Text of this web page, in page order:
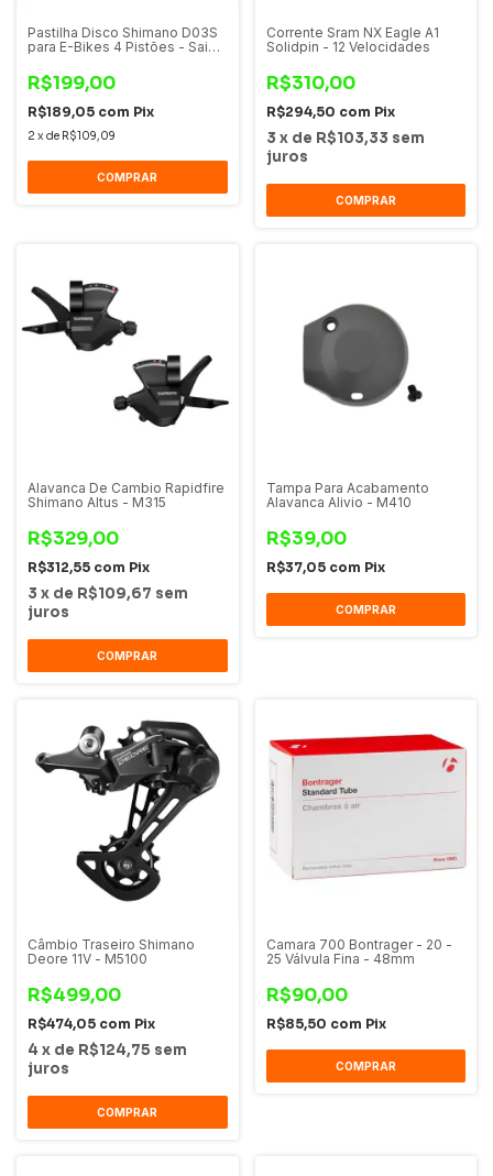
Pastilha Disco Shimano D03S
para E-Bikes 4 Pistões - Saint
R$199,00
R$189,05 com Pix
2 x de R$109,09
COMPRAR
Corrente Sram NX Eagle A1
Solidpin - 12 Velocidades
R$310,00
R$294,50 com Pix
3 x de R$103,33 sem
juros
COMPRAR
Alavanca De Cambio Rapidfire
Shimano Altus - M315
R$329,00
R$312,55 com Pix
3 x de R$109,67 sem
juros
COMPRAR
Tampa Para Acabamento
Alavanca Alivio - M410
R$39,00
R$37,05 com Pix
COMPRAR
Câmbio Traseiro Shimano
Deore 11V - M5100
R$499,00
R$474,05 com Pix
4x de R$124,75 sem
juros
COMPRAR
Camara 700 Bontrager - 20 -
25 Válvula Fina - 48mm
R$90,00
R$85,50 com Pix
COMPRAR